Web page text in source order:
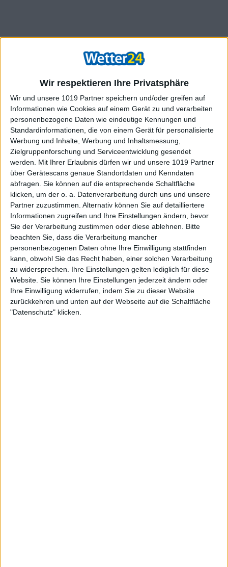
Wir respektieren Ihre Privatsphäre
Wir und unsere 1019 Partner speichern und/oder greifen auf
Informationen wie Cookies auf einem Gerät zu und verarbeiten
personenbezogene Daten wie eindeutige Kennungen und
Standardinformationen, die von einem Gerät für personalisierte
Werbung und Inhalte, Werbung und Inhaltsmessung,
Zielgruppenforschung und Serviceentwicklung gesendet
werden.
Mit Ihrer Erlaubnis dürfen wir und unsere 1019 Partner
über Gerätescans genaue Standortdaten und Kenndaten
abfragen. Sie können auf die entsprechende Schaltfläche
klicken, um der o. a. Datenverarbeitung durch uns und unsere
Partner zuzustimmen. Alternativ können Sie auf detailliertere
Informationen zugreifen und Ihre Einstellungen ändern, bevor
Sie der Verarbeitung zustimmen oder diese ablehnen.
Bitte
beachten Sie, dass die Verarbeitung mancher
personenbezogenen Daten ohne Ihre Einwilligung stattfinden
kann, obwohl Sie das Recht haben, einer solchen Verarbeitung
zu widersprechen. Ihre Einstellungen gelten lediglich für diese
Website. Sie können Ihre Einstellungen jederzeit ändern oder
Ihre Einwilligung widerrufen, indem Sie zu dieser Website
zurückkehren und unten auf der Webseite auf die Schaltfläche
"Datenschutz" klicken.